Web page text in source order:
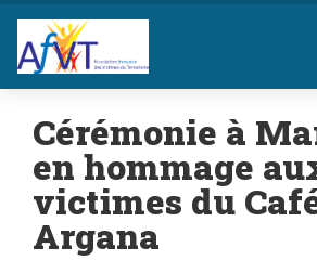
Cérémonie à
en hommage
victimes du
Argana